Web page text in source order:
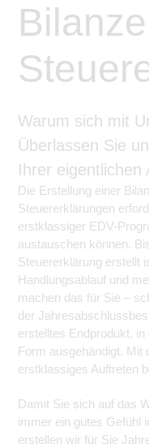
Warum sich mit
Überlassen Sie
Ihrer eigentlichen
Die Erstellung einer
Steuererklärungen
erstklassiger EDV-
austauschen können.
Steuererklärung erstellt
Handlungsablauf und
machen das für Sie –
der
erstelltes Endprodukt,
Form ausgehändigt. Mit
erstklassiges Auftreten
Damit Sie sich auf das
immer ein gutes Gefühl
erstellen wir für Sie